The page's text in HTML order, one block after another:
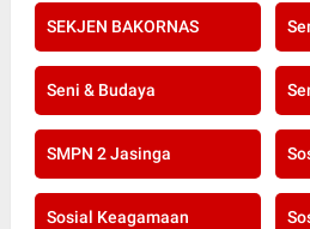
SEKJEN BAKORNAS
Seni & Budaya
SMPN 2 Jasinga
Sosial Keagamaan